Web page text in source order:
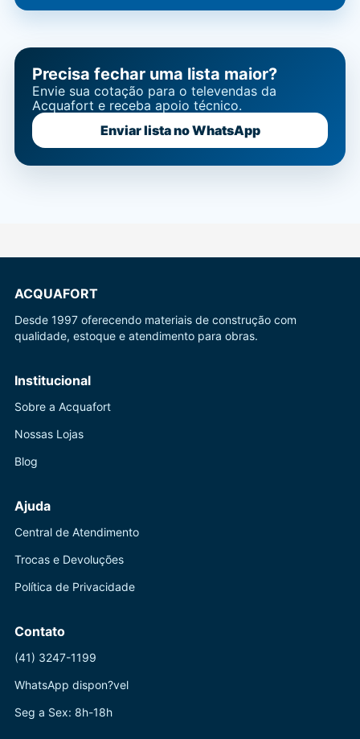
Precisa fechar uma lista maior?
Envie sua cotação para o televendas da
Acquafort e receba apoio técnico.
Enviar lista no WhatsApp
ACQUAFORT
Desde 1997 oferecendo materiais de construção com
qualidade, estoque e atendimento para obras.
Institucional
Sobre a Acquafort
Nossas Lojas
Blog
Ajuda
Central de Atendimento
Trocas e Devoluções
Política de Privacidade
Contato
(41) 3247-1199
WhatsApp dispon?vel
Seg a Sex: 8h-18h